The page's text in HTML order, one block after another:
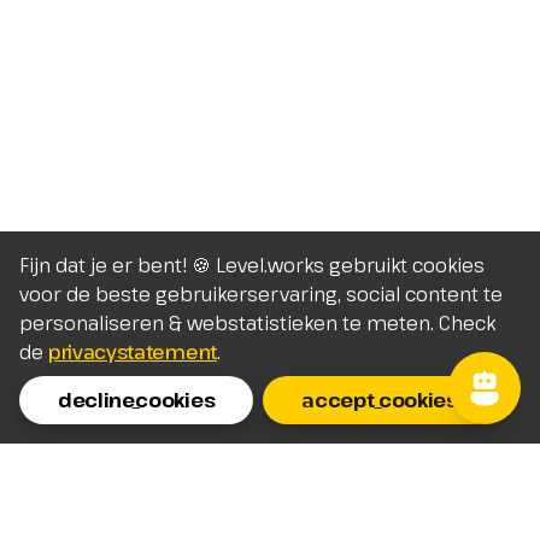
Fijn dat je er bent! 🍪 Level.works gebruikt cookies
voor de beste gebruikerservaring, social content te
personaliseren & webstatistieken te meten. Check
de privacystatement.
decline_cookies
accept_cookies